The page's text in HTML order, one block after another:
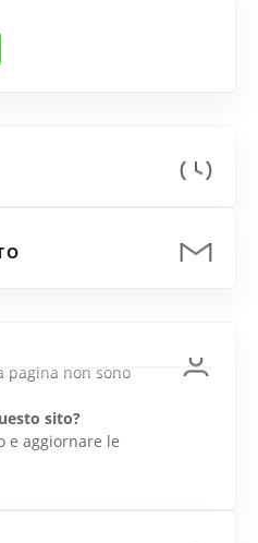
pagina non sono
sito?
e aggiornare le